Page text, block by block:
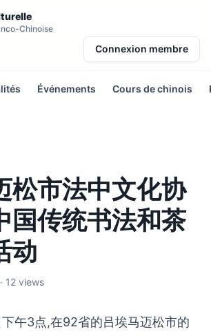
Chinoise
Connexion membre
Événements Cours de chinois
松市法中文化协
国传统书法和茶
动
12 views
下午3点,在92省的吕埃马迈松市的